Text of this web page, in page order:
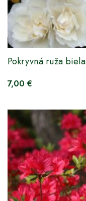
Pokryvná ruža biela
7,00 €